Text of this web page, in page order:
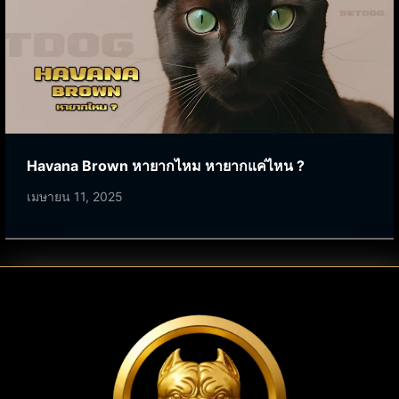
Havana Brown หายากไหม หายากแค่ไหน ?
เมษายน 11, 2025